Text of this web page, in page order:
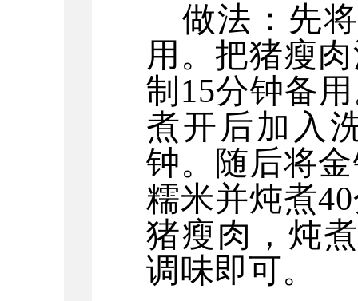
做法：先
用。把猪瘦
制15分钟备
煮开后加入
钟。随后将
糯米并炖煮
猪瘦肉，炖
调味即可。